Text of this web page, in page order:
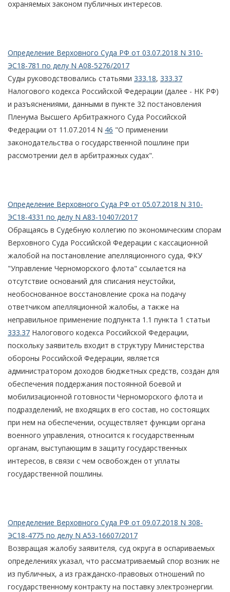
охраняемых законом публичных интересов.
Определение Верховного Суда РФ от 03.07.2018 N 310-
ЭС18-781 по делу N А08-5276/2017
Суды руководствовались статьями 333.18, 333.37
Налогового кодекса Российской Федерации (далее - НК РФ)
и разъяснениями, данными в пункте 32 постановления
Пленума Высшего Арбитражного Суда Российской
Федерации от 11.07.2014 N 46 "О применении
законодательства о государственной пошлине при
рассмотрении дел в арбитражных судах".
Определение Верховного Суда РФ от 05.07.2018 N 310-
ЭС18-4331 по делу N А83-10407/2017
Обращаясь в Судебную коллегию по экономическим спорам
Верховного Суда Российской Федерации с кассационной
жалобой на постановление апелляционного суда, ФКУ
"Управление Черноморского флота" ссылается на
отсутствие оснований для списания неустойки,
необоснованное восстановление срока на подачу
ответчиком апелляционной жалобы, а также на
неправильное применение подпункта 1.1 пункта 1 статьи
333.37 Налогового кодекса Российской Федерации,
поскольку заявитель входит в структуру Министерства
обороны Российской Федерации, является
администратором доходов бюджетных средств, создан для
обеспечения поддержания постоянной боевой и
мобилизационной готовности Черноморского флота и
подразделений, не входящих в его состав, но состоящих
при нем на обеспечении, осуществляет функции органа
военного управления, относится к государственным
органам, выступающим в защиту государственных
интересов, в связи с чем освобожден от уплаты
государственной пошлины.
Определение Верховного Суда РФ от 09.07.2018 N 308-
ЭС18-4775 по делу N А53-16607/2017
Возвращая жалобу заявителя, суд округа в оспариваемых
определениях указал, что рассматриваемый спор возник не
из публичных, а из гражданско-правовых отношений по
государственному контракту на поставку электроэнергии.